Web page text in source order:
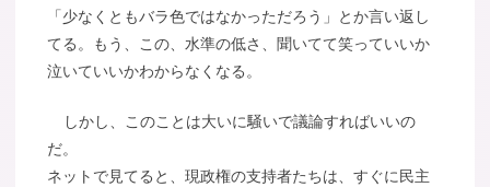
「少なくともバラ色ではなかっただろう」とか言い返し
てる。もう、この、水準の低さ、聞いてて笑っていいか
泣いていいかわからなくなる。
しかし、このことは大いに騒いで議論すればいいの
だ。
ネットで見てると、現政権の支持者たちは、すぐに民主